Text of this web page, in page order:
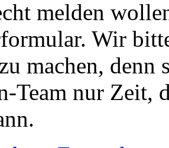
melden
Wir
machen,
Team nur Zeit,